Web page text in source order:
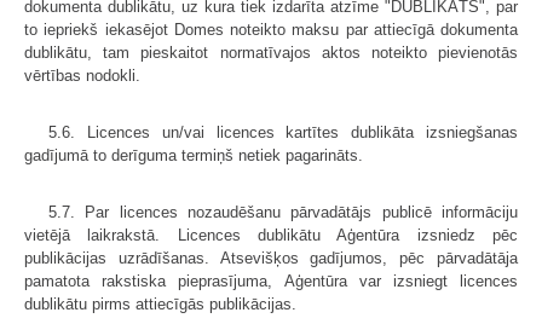
dokumenta dublikātu, uz kura tiek izdarīta atzīme "DUBLIKĀTS", par
to iepriekš iekasējot Domes noteikto maksu par attiecīgā dokumenta
dublikātu, tam pieskaitot normatīvajos aktos noteikto pievienotās
vērtības nodokli.
5.6. Licences un/vai licences kartītes dublikāta izsniegšanas
gadījumā to derīguma termiņš netiek pagarināts.
5.7. Par licences nozaudēšanu pārvadātājs publicē informāciju
vietējā laikrakstā. Licences dublikātu Aģentūra izsniedz pēc
publikācijas uzrādīšanas. Atsevišķos gadījumos, pēc pārvadātāja
pamatota rakstiska pieprasījuma, Aģentūra var izsniegt licences
dublikātu pirms attiecīgās publikācijas.